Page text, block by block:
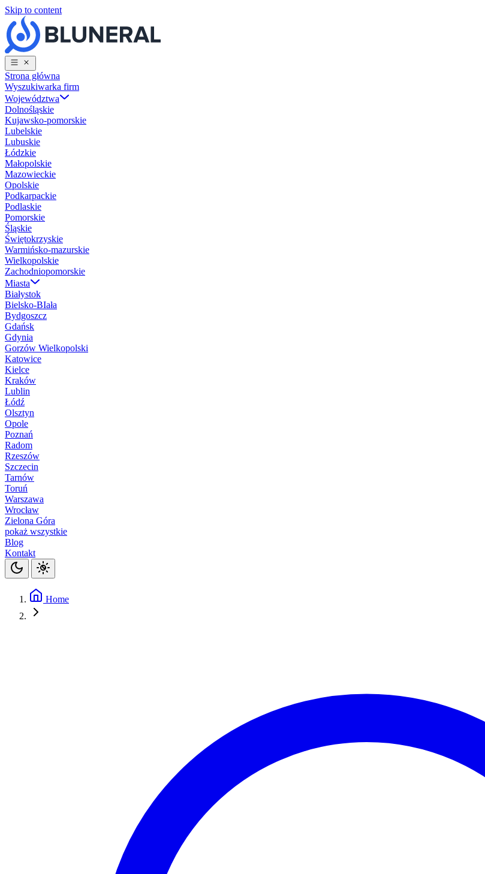
Skip to content
Strona główna
Wyszukiwarka firm
Województwa
Dolnośląskie
Kujawsko-pomorskie
Lubelskie
Lubuskie
Łódzkie
Małopolskie
Mazowieckie
Opolskie
Podkarpackie
Podlaskie
Pomorskie
Śląskie
Świętokrzyskie
Warmińsko-mazurskie
Wielkopolskie
Zachodniopomorskie
Miasta
Białystok
Bielsko-BIała
Bydgoszcz
Gdańsk
Gdynia
Gorzów Wielkopolski
Katowice
Kielce
Kraków
Lublin
Łódź
Olsztyn
Opole
Poznań
Radom
Rzeszów
Szczecin
Tarnów
Toruń
Warszawa
Wrocław
Zielona Góra
pokaż wszystkie
Blog
Kontakt
Home